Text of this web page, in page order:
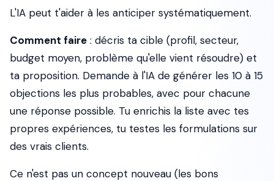
L'IA peut t'aider à les anticiper systématiquement.
Comment faire : décris ta cible (profil, secteur,
budget moyen, problème qu'elle vient résoudre) et
ta proposition. Demande à l'IA de générer les 10 à 15
objections les plus probables, avec pour chacune
une réponse possible. Tu enrichis la liste avec tes
propres expériences, tu testes les formulations sur
des vrais clients.
Ce n'est pas un concept nouveau (les bons